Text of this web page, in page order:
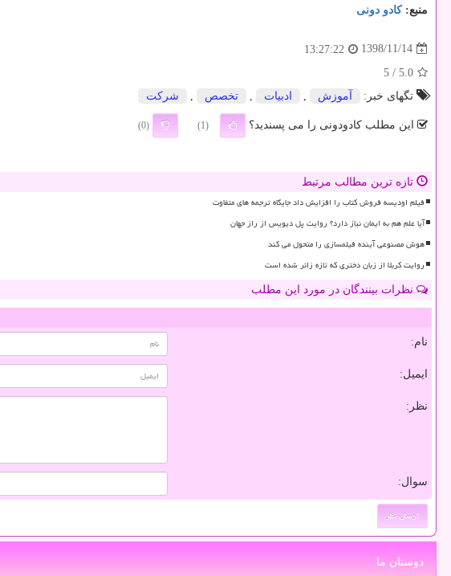
منبع:كادو دونی
1398/11/14
13:27:22
5.0
/ 5
تگهای خبر:
آموزش ادبیات تخصص شركت
این مطلب کادودونی را می پسندید؟ (1)
(0)
تازه ترین مطالب مرتبط
فیلم اودیسه فروش کتاب را افزایش داد جایگاه ترجمه های متفاوت
آیا علم هم به ایمان نیاز دارد؟ روایت پل دیویس از راز جهان
هوش مصنوعی آینده فیلمسازی را متحول می کند
روایت کربلا از زبان دختری که تازه زائر شده است
نظرات بینندگان در مورد این مطلب
نام:
ایمیل:
نظر:
سوال:
دوستان ما